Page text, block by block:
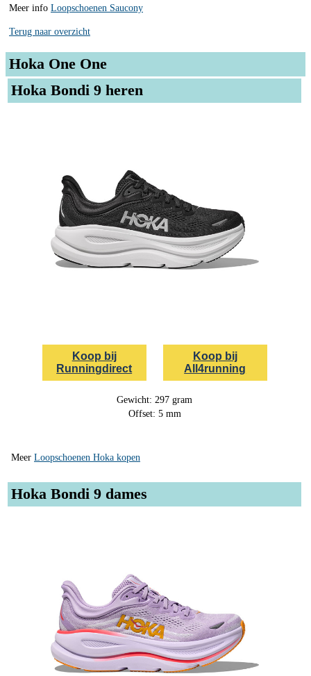
Meer info Loopschoenen Saucony
Terug naar overzicht
Hoka One One
Hoka Bondi 9 heren
Koop bij
Runningdirect
Koop bij
All4running
Gewicht: 297 gram
Offset: 5 mm
Meer Loopschoenen Hoka kopen
Hoka Bondi 9 dames